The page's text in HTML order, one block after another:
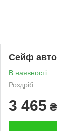
Сейф
В наявності
Роздріб
3 465 ₴